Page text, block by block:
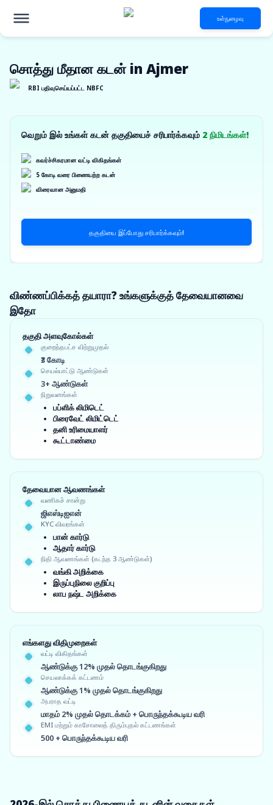
உள்நுழைவு
சொத்து மீதான கடன் in Ajmer
RBI பதிவுசெய்யப்பட்ட NBFC
வெறும் இல் உங்கள் கடன் தகுதியைச் சரிபார்க்கவும் 2 நிமிடங்கள்!
கவர்ச்சிகரமான வட்டி விகிதங்கள்
5 கோடி வரை பிணையற்ற கடன்
விரைவான அனுமதி
தகுதியை இப்போது சரிபார்க்கவும்!
விண்ணப்பிக்கத் தயாரா? உங்களுக்குத் தேவையானவை
இதோ
தகுதி அளவுகோல்கள்
குறைந்தபட்ச விற்றுமுதல்
₹3 கோடி
செயல்பாட்டு ஆண்டுகள்
3+ ஆண்டுகள்
நிறுவனங்கள்
பப்ளிக் லிமிடெட்
பிரைவேட் லிமிட்டெட்
தனி உரிமையாளர்
கூட்டாண்மை
தேவையான ஆவணங்கள்
வணிகச் சான்று
ஜிஎஸ்டிஐஎன்
KYC விவரங்கள்
பான் கார்டு
ஆதார் கார்டு
நிதி ஆவணங்கள் (கடந்த 3 ஆண்டுகள்)
வங்கி அறிக்கை
இருப்புநிலை குறிப்பு
லாப நஷ்ட அறிக்கை
எங்களது விதிமுறைகள்
வட்டி விகிதங்கள்
ஆண்டுக்கு 12% முதல் தொடங்குகிறது
செயலாக்கக் கட்டணம்
ஆண்டுக்கு 1% முதல் தொடங்குகிறது
அபராத வட்டி
மாதம் 2% முதல் தொடக்கம் + பொருந்தக்கூடிய வரி
EMI மற்றும் காசோலைத் திரும்புதல் கட்டணங்கள்
500 + பொருந்தக்கூடிய வரி